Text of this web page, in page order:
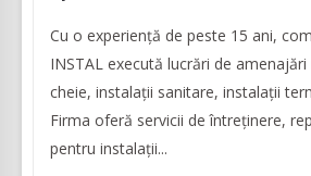
Cu o experiență de peste 15 ani,
INSTAL execută lucrări de
cheie, instalații sanitare, instalații
Firma oferă servicii de întreținere,
pentru instalații...